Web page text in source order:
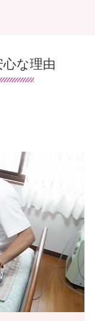
な理由
る理由